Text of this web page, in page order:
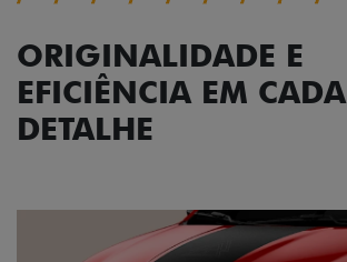
ORIGINALIDADE E
EFICIÊNCIA EM CADA
DETALHE